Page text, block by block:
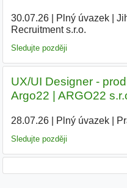
30.07.26| Plný úvazek|
Recruitment s.r.o.
Sledujte později
UX/UI Designer -
Argo22 | ARGO22
28.07.26| Plný úvazek|
Sledujte později